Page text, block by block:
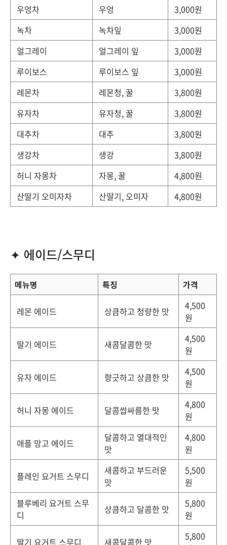
우엉차
우엉
3,000원
녹차
녹차잎
3,000원
얼그레이
얼그레이 잎
3,000원
루이보스
루이보스 잎
3,000원
레몬차
레몬청, 꿀
3,800원
유자차
유자청, 꿀
3,800원
대추차
대추
3,800원
생강차
생강
3,800원
허니 자몽차
자몽, 꿀
4,800원
산딸기 오미자차
산딸기, 오미자 4,800원
✦ 에이드/스무디
메뉴명 특징 가격
레몬 에이드 상큼하고 청량한 맛
4,500
원
딸기 에이드 새콤달콤한 맛
4,500
원
유자 에이드 향긋하고 상큼한 맛
4,500
원
허니 자몽 에이드 달콤쌉싸름한 맛
4,800
원
애플 망고 에이드
달콤하고 열대적인
맛
4,800
원
플레인 요거트 스무디
새콤하고 부드러운
맛
5,500
원
블루베리 요거트 스무
디
상큼하고 달콤한 맛
5,800
원
딸기 요거트 스무디 새콤달콤한 맛
5,800